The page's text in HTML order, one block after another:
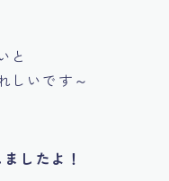
と
しいです～
したよ！